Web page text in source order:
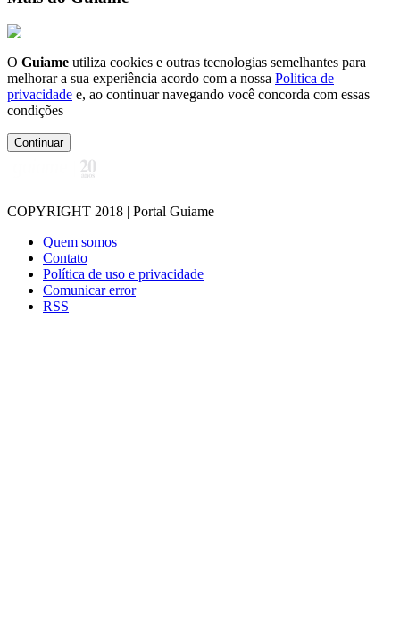
O Guiame utiliza cookies e outras tecnologias semelhantes para
melhorar a sua experiência acordo com a nossa Politica de
privacidade e, ao continuar navegando você concorda com essas
condições
Continuar
COPYRIGHT 2018 | Portal Guiame
Quem somos
Contato
Política de uso e privacidade
Comunicar error
RSS